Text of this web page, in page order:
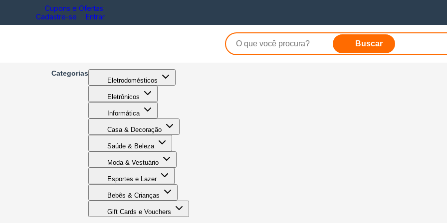
Cupons e Ofertas
Cadastre-se
Entrar
Buscar
Categorias
Eletrodomésticos
Eletrônicos
Informática
Casa & Decoração
Saúde & Beleza
Moda & Vestuário
Esportes e Lazer
Bebês & Crianças
Gift Cards e Vouchers